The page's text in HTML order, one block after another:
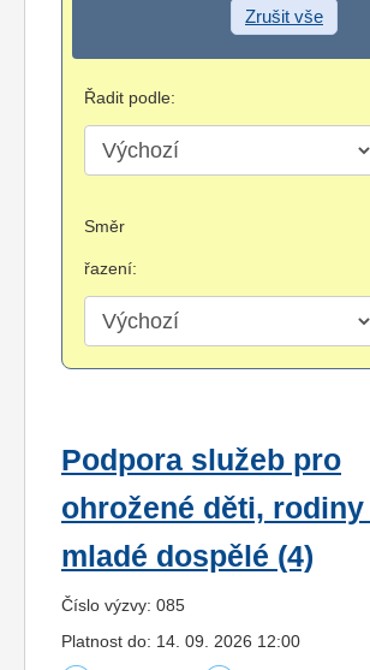
Zrušit vše
Řadit podle:
Směr
řazení:
Podpora služeb pro
ohrožené děti, rodiny
mladé dospělé (4)
Číslo výzvy: 085
Platnost do: 14. 09. 2026 12:00